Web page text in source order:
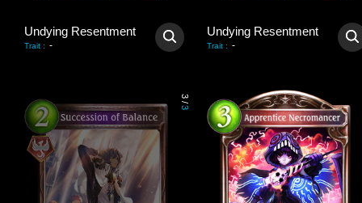
Undying Resentment
Trait : -
Undying Resentment
Trait : -
3
/
3